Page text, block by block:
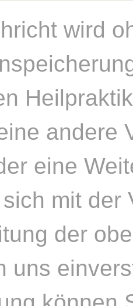
wird
andere
eine
mit der
der
uns